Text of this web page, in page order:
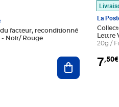
facteur, reconditionné
- Noir/ Rouge
Ajouter au
La
Lettre
20g /
7,50€